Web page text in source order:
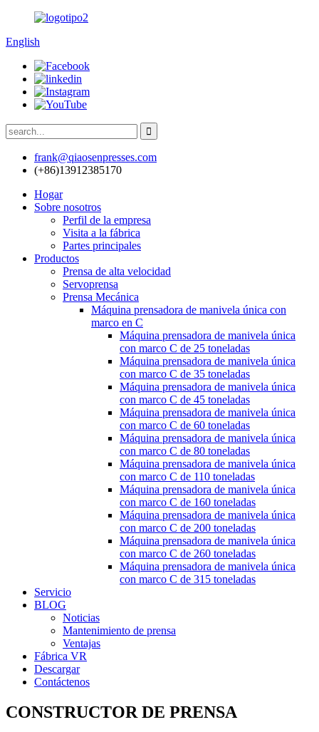
English
frank@qiaosenpresses.com
(+86)13912385170
Hogar
Sobre nosotros
Perfil de la empresa
Visita a la fábrica
Partes principales
Productos
Prensa de alta velocidad
Servoprensa
Prensa Mecánica
Máquina prensadora de manivela única con
marco en C
Máquina prensadora de manivela única
con marco C de 25 toneladas
Máquina prensadora de manivela única
con marco C de 35 toneladas
Máquina prensadora de manivela única
con marco C de 45 toneladas
Máquina prensadora de manivela única
con marco C de 60 toneladas
Máquina prensadora de manivela única
con marco C de 80 toneladas
Máquina prensadora de manivela única
con marco C de 110 toneladas
Máquina prensadora de manivela única
con marco C de 160 toneladas
Máquina prensadora de manivela única
con marco C de 200 toneladas
Máquina prensadora de manivela única
con marco C de 260 toneladas
Máquina prensadora de manivela única
con marco C de 315 toneladas
Servicio
BLOG
Noticias
Mantenimiento de prensa
Ventajas
Fábrica VR
Descargar
Contáctenos
CONSTRUCTOR DE PRENSA